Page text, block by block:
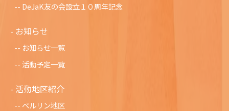
DeJaK友の会設立１０周年記念
お知らせ
お知らせ一覧
活動予定一覧
活動地区紹介
ベルリン地区